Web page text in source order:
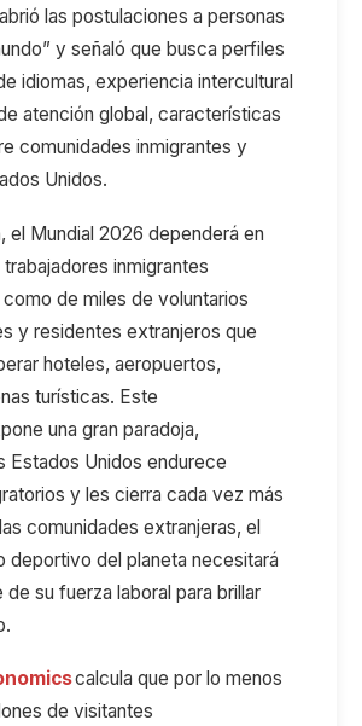
las postulaciones a personas
y señaló que busca perfiles
idiomas, experiencia intercultural
atención global, características
comunidades inmigrantes y
Unidos.
el Mundial 2026 dependerá en
inmigrantes
como de miles de voluntarios
y residentes extranjeros que
hoteles, aeropuertos,
turísticas. Este
una gran paradoja,
Estados Unidos endurece
y les cierra cada vez más
comunidades extranjeras, el
deportivo del planeta necesitará
de su fuerza laboral para brillar
.
calcula que por lo menos
de visitantes